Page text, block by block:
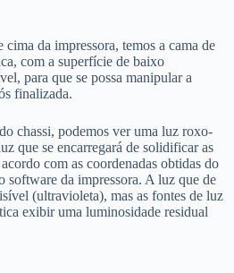
da impressora, temos a cama de
com a superfície de baixo
para que se possa manipular a
finalizada.
chassi, podemos ver uma luz roxo-
que se encarregará de solidificar as
com as coordenadas obtidas do
software da impressora. A luz que de
(ultravioleta), mas as fontes de luz
exibir uma luminosidade residual